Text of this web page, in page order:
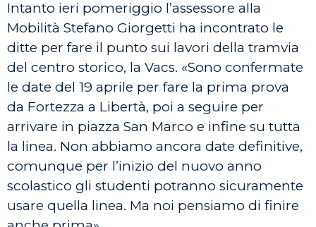
Intanto ieri pomeriggio l’assessore alla
Mobilità Stefano Giorgetti ha incontrato le
ditte per fare il punto sui lavori della tramvia
del centro storico, la Vacs. «Sono confermate
le date del 19 aprile per fare la prima prova
da Fortezza a Libertà, poi a seguire per
arrivare in piazza San Marco e infine su tutta
la linea. Non abbiamo ancora date definitive,
comunque per l’inizio del nuovo anno
scolastico gli studenti potranno sicuramente
usare quella linea. Ma noi pensiamo di finire